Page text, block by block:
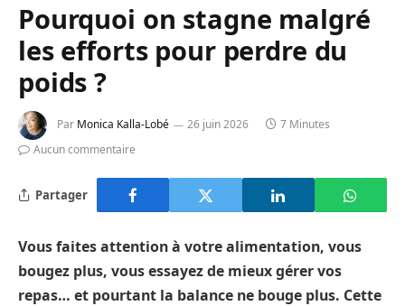
Pourquoi on stagne malgré
les efforts pour perdre du
poids ?
Par Monica Kalla-Lobé 26 juin 2026
7 Minutes
Aucun commentaire
Partager
Vous faites attention à votre alimentation, vous
bougez plus, vous essayez de mieux gérer vos
repas… et pourtant la balance ne bouge plus. Cette